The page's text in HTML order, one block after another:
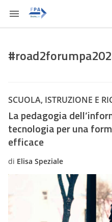
SCUOLA, ISTRUZIONE E
La pedagogia
tecnologia per una
efficace
di Elisa Speziale